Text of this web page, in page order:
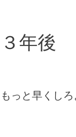
３年後
もっと早くし